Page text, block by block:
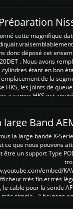
Préparation
cette magnifique
donc déposé cet
. Nous avons
cylindres étant en bon
de la
HKS, les joints de
a cames HKS est
large Band
la large bande X-
ce que nous pouvons
être un support Type
embed/
très fin et très
cable pour la sonde
simple , 2 boutons